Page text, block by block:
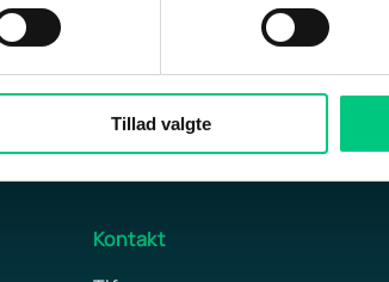
Tillad valgte
Kontakt